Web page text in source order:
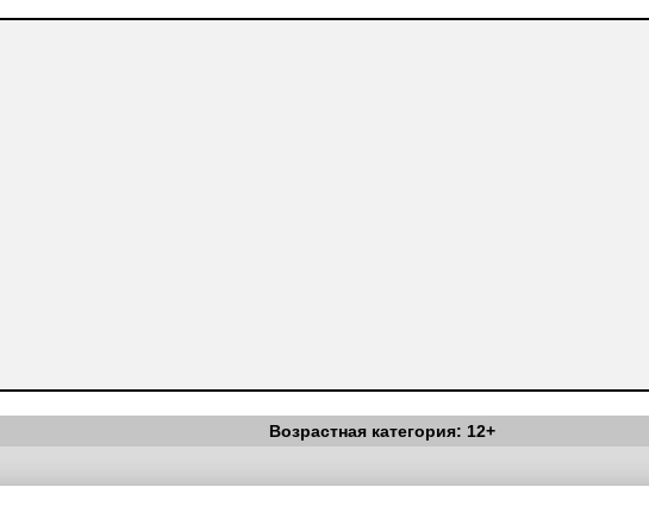
Возрастная категория: 12+
Copyright (c) |Вестник Педагога|Об издании|Условия|Политика